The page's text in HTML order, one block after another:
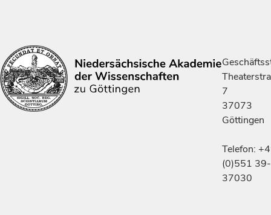
7
37073
Göttingen
Telefon:
(0)551 39-
37030